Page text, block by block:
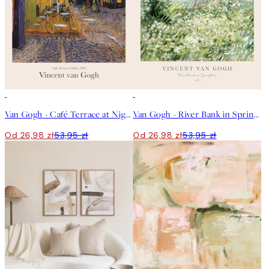
Van Gogh - Café Terrace at Night Plakat
Od 26,98 zł53,95 zł
Van Gogh - River Bank in Springtime Plakat
Od 26,98 zł53,95 zł